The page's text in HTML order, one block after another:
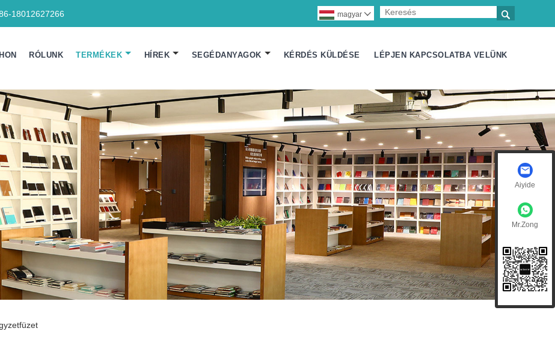
18012627266 
magyar 
RÓLUNK TERMÉKEK HÍREK SEGÉDANYAGOK KÉRDÉS KÜLDÉSE LÉPJEN KAPCSOLATBA VELÜNK
Aiyide
Mr.Zong